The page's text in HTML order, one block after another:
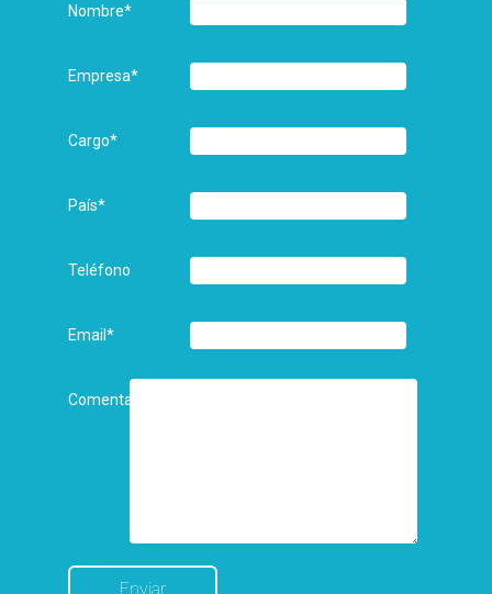
Nombre*
Empresa*
Cargo*
País*
Teléfono
Email*
Comentarios